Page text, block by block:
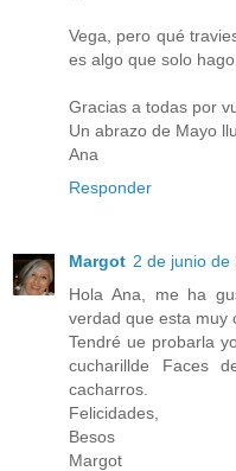
Vega, pero qué
es algo que solo
Gracias a todas por
Un abrazo de Mayo
Ana
Responder
Margot 2 de junio de
Hola Ana, me ha
verdad que esta muy
Tendré ue probarla
cucharillde Faces
cacharros.
Felicidades,
Besos
Margot